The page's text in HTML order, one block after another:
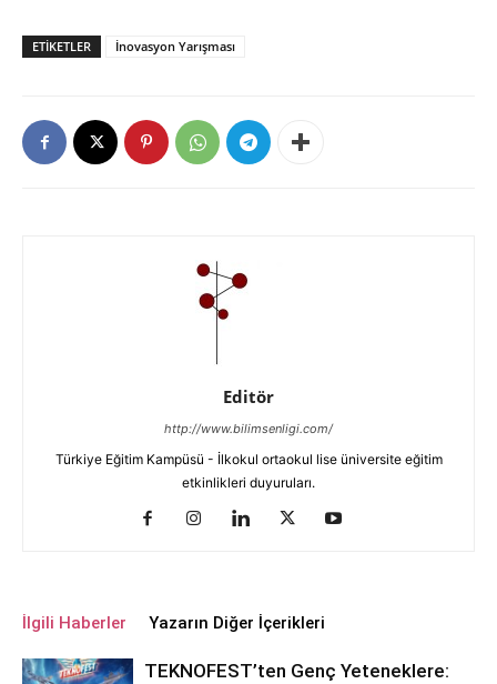
ETIKETLER İnovasyon Yarışması
Editör
http://www.bilimsenligi.com/
Türkiye Eğitim Kampüsü - İlkokul ortaokul lise üniversite eğitim
etkinlikleri duyuruları.
İlgili Haberler Yazarın Diğer İçerikleri
TEKNOFEST’ten Genç Yeteneklere: